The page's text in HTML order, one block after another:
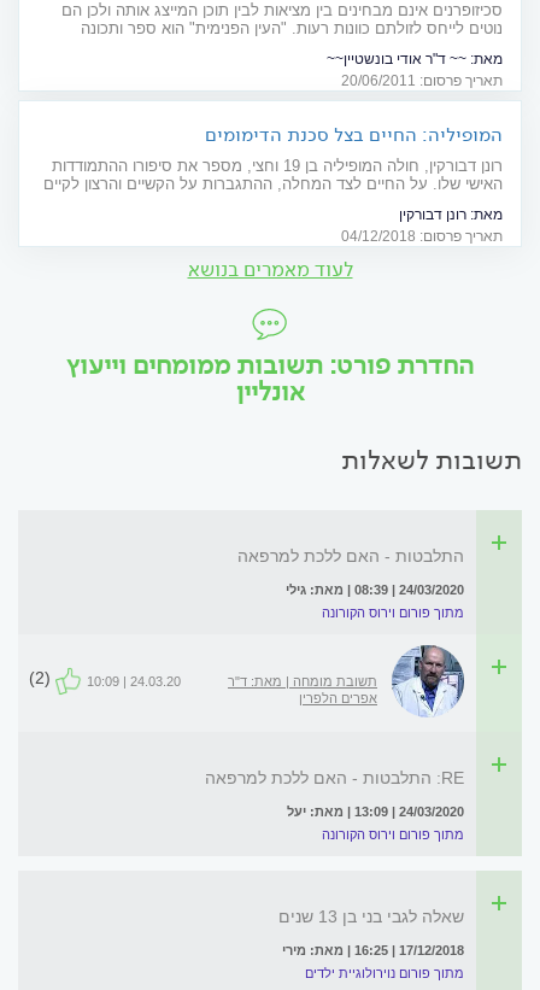
סכיזופרנים אינם מבחינים בין מציאות לבין תוכן המייצג אותה ולכן הם
נוטים לייחס לזולתם כוונות רעות. "העין הפנימית" הוא ספר ותכונה
מאת: ~~ ד"ר אודי בונשטיין~~
תאריך פרסום: 20/06/2011
המופיליה: החיים בצל סכנת הדימומים
רונן דבורקין, חולה המופיליה בן 19 וחצי, מספר את סיפורו ההתמודדות
האישי שלו. על החיים לצד המחלה, ההתגברות על הקשיים והרצון לקיים
חלומותיי"
מאת: רונן דבורקין
תאריך פרסום: 04/12/2018
לעוד מאמרים בנושא
החדרת פורט: תשובות ממומחים וייעוץ
אונליין
תשובות לשאלות
התלבטות - האם ללכת למרפאה
24/03/2020 | 08:39 | מאת: גילי
מתוך פורום וירוס הקורונה
תשובת מומחה | מאת: ד"ר
אפרים הלפרין
24.03.20 | 10:09
(2)
RE: התלבטות - האם ללכת למרפאה
24/03/2020 | 13:09 | מאת: יעל
מתוך פורום וירוס הקורונה
שאלה לגבי בני בן 13 שנים
17/12/2018 | 16:25 | מאת: מירי
מתוך פורום נוירולוגיית ילדים